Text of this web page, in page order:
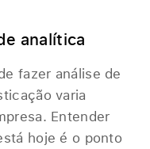
analítica
fazer análise de
varia
Entender
hoje é o ponto